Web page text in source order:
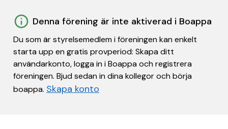
Denna förening är inte aktiverad i Boappa
Du som är styrelsemedlem i föreningen kan enkelt
starta upp en gratis provperiod: Skapa ditt
användarkonto, logga in i Boappa och registrera
föreningen. Bjud sedan in dina kollegor och börja
boappa. Skapa konto